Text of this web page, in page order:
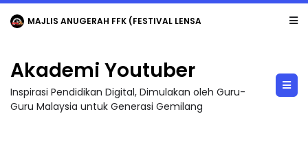
MAJLIS ANUGERAH FFK (FESTIVAL LENSA PENDIDIKAN - FLeP) 2026
Akademi Youtuber
Inspirasi Pendidikan Digital, Dimulakan oleh Guru-
Guru Malaysia untuk Generasi Gemilang